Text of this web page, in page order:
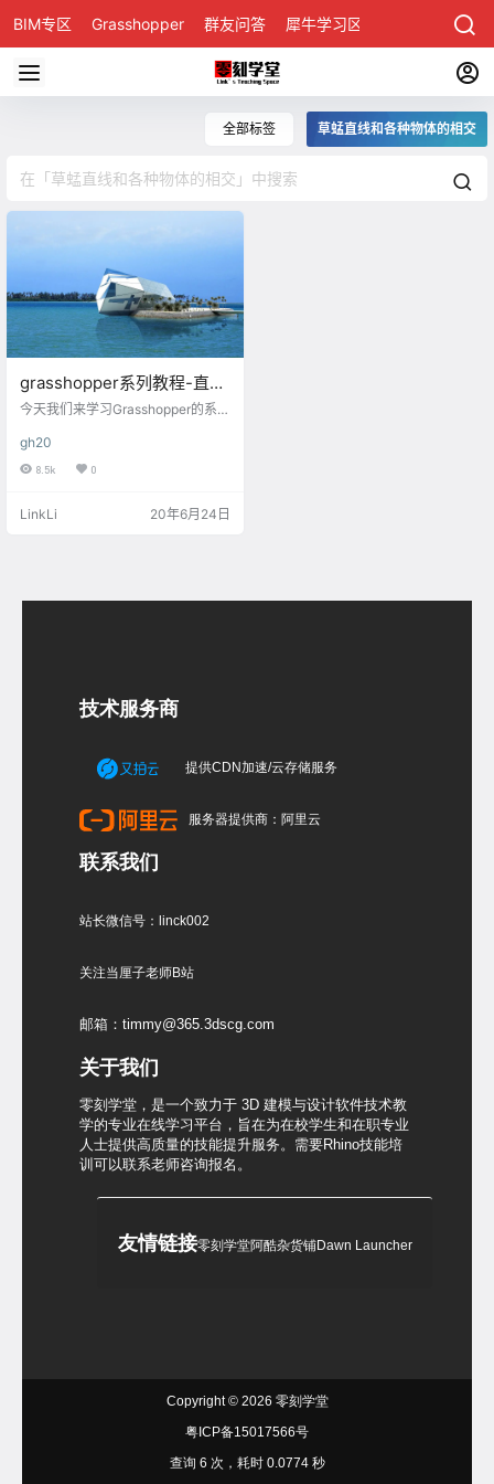
BIM专区 Grasshopper 群友问答 犀牛学习区
全部标签 草蜢直线和各种物体的相交
grasshopper系列教程-直线
和各种物体的相交
今天我们来学习Grasshopper的系列
各种物体的相交 计算直线和物体的
相交，可以让我们快速的得到直线
和直线相交 多重曲面和直线相交之
之后的相交…
gh20
8.5k 0
LinkLi 20年6月24日
技术服务商
提供CDN加速/云存储服务
服务器提供商：阿里云
联系我们
站长微信号：linck002
关注当厘子老师B站
邮箱：timmy@365.3dscg.com
关于我们
零刻学堂，是一个致力于 3D 建模与设计软件技术教
学的专业在线学习平台，旨在为在校学生和在职专业
人士提供高质量的技能提升服务。需要Rhino技能培
训可以联系老师咨询报名。
友情链接零刻学堂阿酷杂货铺Dawn Launcher
Copyright © 2026 零刻学堂
粤ICP备15017566号
查询 6 次，耗时 0.0774 秒